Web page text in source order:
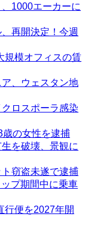
1000エーカーに
再開決定！今週
規模オフィスの賃
、ウェスタン地
ロスポーラ感染
の女性を逮捕
を破壊、景観に
窃盗未遂で逮捕
プ期間中に乗車
行便を2027年開